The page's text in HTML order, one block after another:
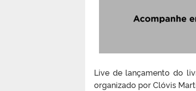
Live de lançamento do
organizado por Clóvis